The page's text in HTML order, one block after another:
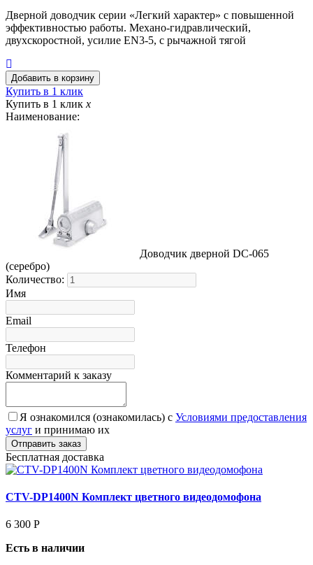
Дверной доводчик серии «Легкий характер» с повышенной
эффективностью работы. Механо-гидравлический,
двухскоростной, усилие EN3-5, с рычажной тягой
Купить в 1 клик
Купить в 1 клик x
Наименование:
Доводчик дверной DC-065
(серебро)
Количество:
Имя
Email
Телефон
Комментарий к заказу
Я ознакомился (ознакомилась) с Условиями предоставления
услуг и принимаю их
Бесплатная доставка
CTV-DP1400N Комплект цветного видеодомофона
6 300 Р
Есть в наличии